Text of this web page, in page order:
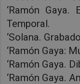
‘Ramón Gaya.
Temporal.
‘Solana.
‘Ramón Gaya:
‘Ramón Gaya.
‘Ramón Gaya.